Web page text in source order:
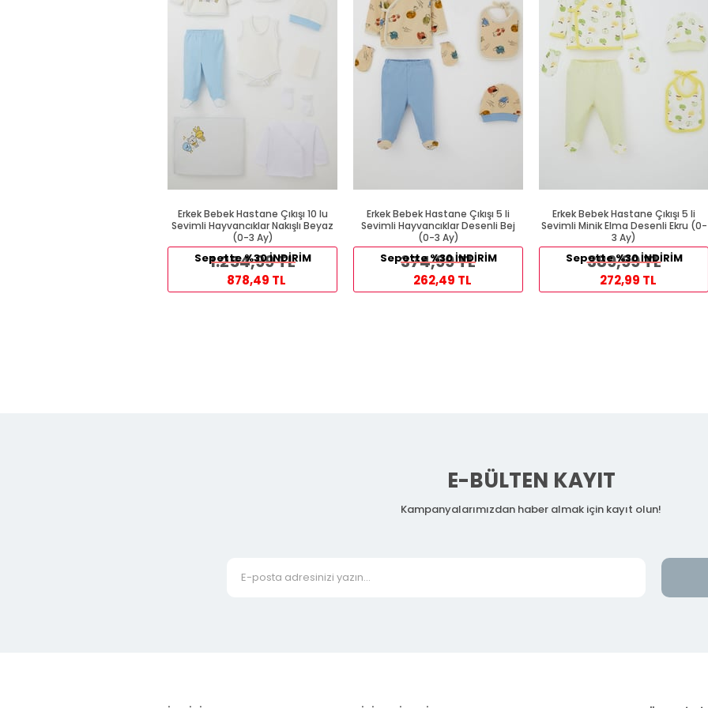
Erkek Bebek Hastane Çıkışı 10 lu
Sevimli Hayvancıklar Nakışlı Beyaz
(0-3 Ay)
1.254,99 TL
Sepette %30 İNDİRİM
878,49 TL
Erkek Bebek Hastane Çıkışı 5 li
Sevimli Hayvancıklar Desenli Bej
(0-3 Ay)
374,99 TL
Sepette %30 İNDİRİM
262,49 TL
Erkek Bebek Hastane Çıkışı 5 li
Sevimli Minik Elma Desenli Ekru (0-
3 Ay)
389,99 TL
Sepette %30 İNDİRİM
272,99 TL
E-BÜLTEN KAYIT
Kampanyalarımızdan haber almak için kayıt olun!